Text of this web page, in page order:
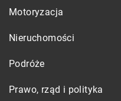
Motoryzacja
Nieruchomości
Podróże
Prawo, rząd i polityka